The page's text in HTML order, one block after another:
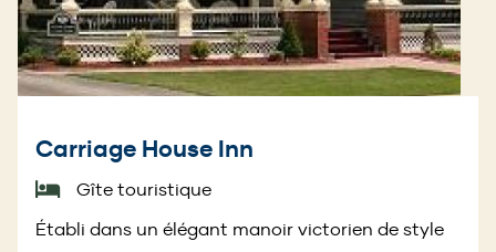
Carriage House Inn
Gîte touristique
Établi dans un élégant manoir victorien de style